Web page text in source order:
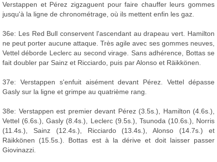
Verstappen et Pérez zigzaguent pour faire chauffer leurs gommes
jusqu'à la ligne de chronométrage, où ils mettent enfin les gaz.
36e: Les Red Bull conservent l'ascendant au drapeau vert. Hamilton
ne peut porter aucune attaque. Très agile avec ses gommes neuves,
Vettel déborde Leclerc au second virage. Sans adhérence, Bottas se
fait doubler par Sainz et Ricciardo, puis par Alonso et Räikkönen.
37e: Verstappen s'enfuit aisément devant Pérez. Vettel dépasse
Gasly sur la ligne et grimpe au quatrième rang.
38e: Verstappen est premier devant Pérez (3.5s.), Hamilton (4.6s.),
Vettel (6.6s.), Gasly (8.4s.), Leclerc (9.5s.), Tsunoda (10.6s.), Norris
(11.4s.), Sainz (12.4s.), Ricciardo (13.4s.), Alonso (14.7s.) et
Räikkönen (15.5s.). Bottas est à la dérive et doit laisser passer
Giovinazzi.